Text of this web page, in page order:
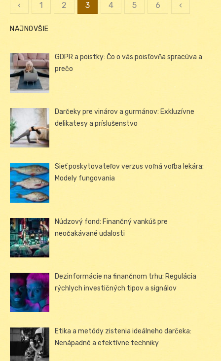
Stránkovanie
príspevkov
‹ 1 2 3 4 5 6 ‹
NAJNOVŠIE
GDPR a poistky: Čo o vás poisťovňa spracúva a
prečo
Darčeky pre vinárov a gurmánov: Exkluzívne
delikatesy a príslušenstvo
Sieť poskytovateľov verzus voľná voľba lekára:
Modely fungovania
Núdzový fond: Finančný vankúš pre
neočakávané udalosti
Dezinformácie na finančnom trhu: Regulácia
rýchlych investičných tipov a signálov
Etika a metódy zistenia ideálneho darčeka:
Nenápadné a efektívne techniky